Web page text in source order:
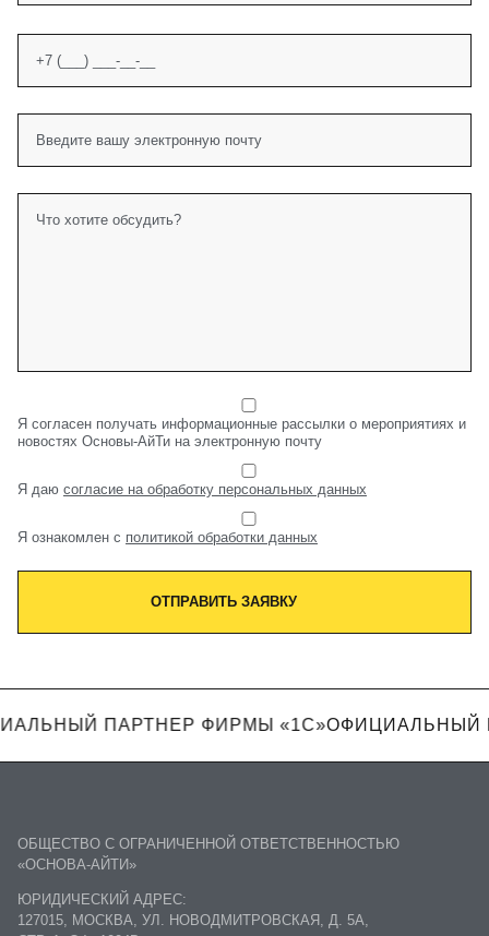
Я согласен получать информационные рассылки о мероприятиях и
новостях Основы-АйТи на электронную почту
Я даю согласие на обработку персональных данных
Я ознакомлен с политикой обработки данных
ОТПРАВИТЬ ЗАЯВКУ
ПАРТНЕР ФИРМЫ «1С»ОФИЦИАЛЬНЫЙ
ОБЩЕСТВО С ОГРАНИЧЕННОЙ ОТВЕТСТВЕННОСТЬЮ
«ОСНОВА-АЙТИ»
ЮРИДИЧЕСКИЙ АДРЕС:
127015, МОСКВА, УЛ. НОВОДМИТРОВСКАЯ, Д. 5А,